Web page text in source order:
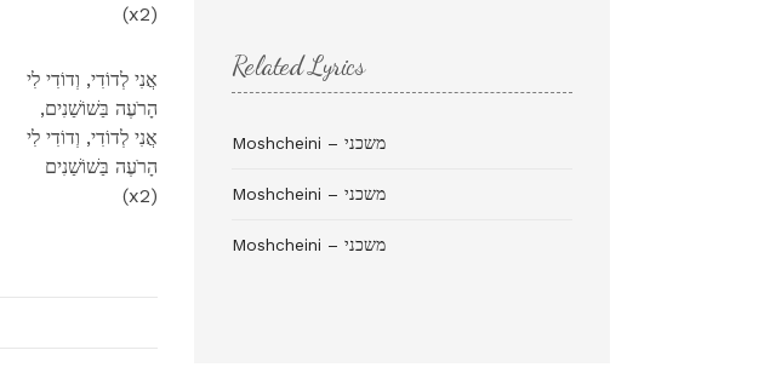
(x2)
אֲנִי לְדוֹדִי, וְדוֹדִי לִי
,הָרֹעֶה בַּשׁוֹשַׁנִים
אֲנִי לְדוֹדִי, וְדוֹדִי לִי
הָרֹעֶה בַּשׁוֹשַׁנִים
(x2)
Related Lyrics
Moshcheini – משכני
Moshcheini – משכני
Moshcheini – משכני